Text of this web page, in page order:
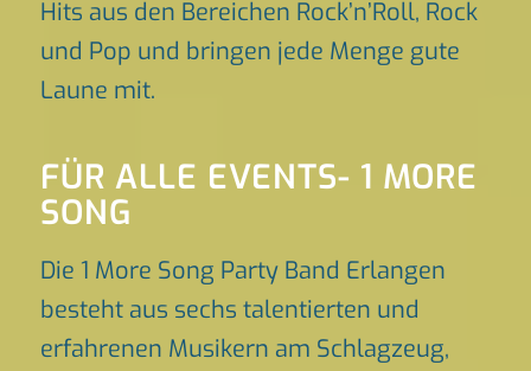
Hits aus den Bereichen Rock’n’Roll, Rock
und Pop und bringen jede Menge gute
Laune mit.
FÜR ALLE EVENTS- 1 MORE
SONG
Die 1 More Song Party Band Erlangen
besteht aus sechs talentierten und
erfahrenen Musikern am Schlagzeug,